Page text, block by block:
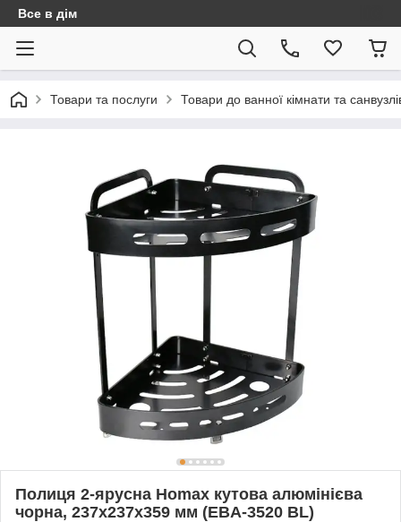
Все в дім
Товари та послуги Товари до ванної кімнати та
Полиця 2-ярусна Homax кутова алюмінієва
чорна, 237х237х359 мм (EBA-3520 BL)